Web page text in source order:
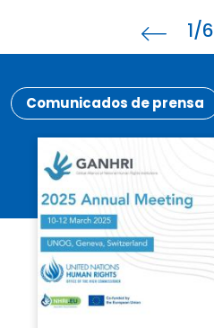
1/6
Comunicados de prensa